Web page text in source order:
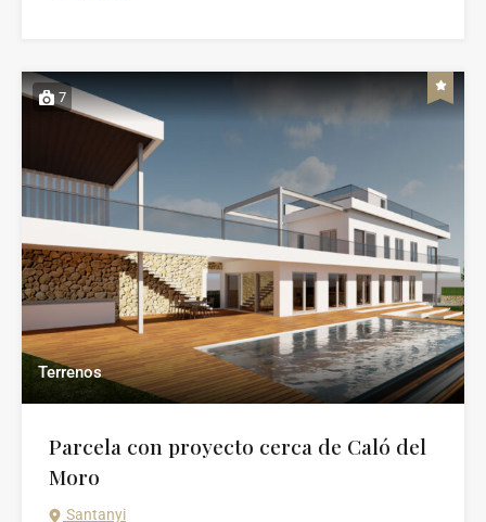
7
Terrenos
Parcela con proyecto cerca de Caló del
Moro
Santanyi